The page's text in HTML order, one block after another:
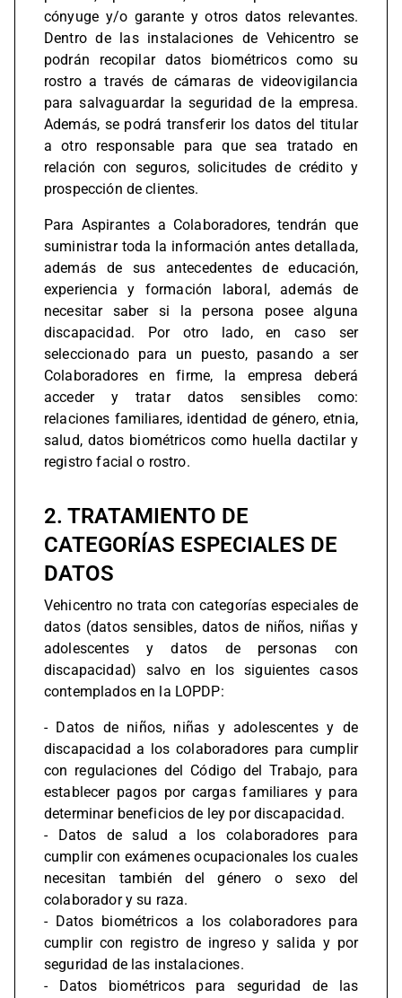
cónyuge y/o garante y otros datos relevantes.
Dentro de las instalaciones de Vehicentro se
podrán recopilar datos biométricos como su
rostro a través de cámaras de videovigilancia
para salvaguardar la seguridad de la empresa.
Además, se podrá transferir los datos del titular
a otro responsable para que sea tratado en
relación con seguros, solicitudes de crédito y
prospección de clientes.
Para Aspirantes a Colaboradores, tendrán que
suministrar toda la información antes detallada,
además de sus antecedentes de educación,
experiencia y formación laboral, además de
necesitar saber si la persona posee alguna
discapacidad. Por otro lado, en caso ser
seleccionado para un puesto, pasando a ser
Colaboradores en firme, la empresa deberá
acceder y tratar datos sensibles como:
relaciones familiares, identidad de género, etnia,
salud, datos biométricos como huella dactilar y
registro facial o rostro.
2. TRATAMIENTO DE
CATEGORÍAS ESPECIALES DE
DATOS
Vehicentro no trata con categorías especiales de
datos (datos sensibles, datos de niños, niñas y
adolescentes y datos de personas con
discapacidad) salvo en los siguientes casos
contemplados en la LOPDP:
- Datos de niños, niñas y adolescentes y de
discapacidad a los colaboradores para cumplir
con regulaciones del Código del Trabajo, para
establecer pagos por cargas familiares y para
determinar beneficios de ley por discapacidad.
- Datos de salud a los colaboradores para
cumplir con exámenes ocupacionales los cuales
necesitan también del género o sexo del
colaborador y su raza.
- Datos biométricos a los colaboradores para
cumplir con registro de ingreso y salida y por
seguridad de las instalaciones.
- Datos biométricos para seguridad de las